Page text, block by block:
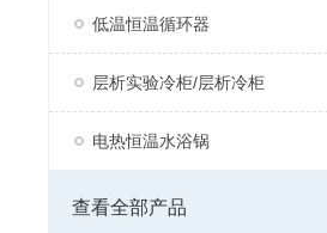
低温恒温循环器
层析实验冷柜/层析冷柜
电热恒温水浴锅
查看全部产品